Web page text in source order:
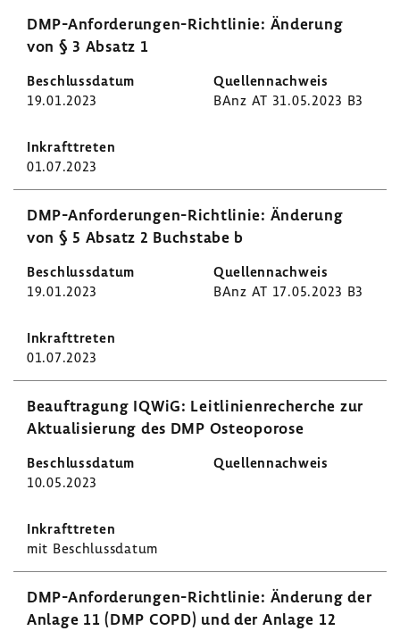
DMP-​Anforderungen-Richtlinie: Ände­rung
von § 3 Absatz 1
19.01.2023 BAnz AT 31.05.2023 B3
01.07.2023
DMP-​Anforderungen-Richtlinie: Ände­rung
von § 5 Absatz 2 Buch­stabe b
19.01.2023 BAnz AT 17.05.2023 B3
01.07.2023
Beauf­tra­gung IQWiG: Leit­li­ni­en­re­cherche zur
Aktua­li­sie­rung des DMP Osteo­po­rose
10.05.2023
mit Beschluss­datum
DMP-​Anforderungen-Richtlinie: Ände­rung der
Anlage 11 (DMP COPD) und der Anlage 12